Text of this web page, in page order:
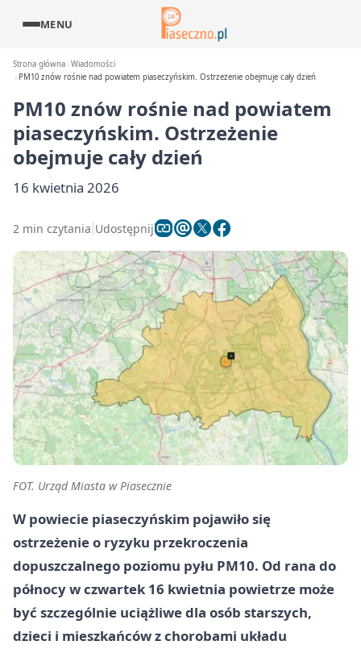
MENU
Strona główna Wiadomości
PM10 znów rośnie nad powiatem piaseczyńskim. Ostrzeżenie obejmuje cały dzień
PM10 znów rośnie nad powiatem
piaseczyńskim. Ostrzeżenie
obejmuje cały dzień
16 kwietnia 2026
2 min czytania Udostępnij
FOT. Urząd Miasta w Piasecznie
W powiecie piaseczyńskim pojawiło się
ostrzeżenie o ryzyku przekroczenia
dopuszczalnego poziomu pyłu PM10. Od rana do
północy w czwartek 16 kwietnia powietrze może
być szczególnie uciążliwe dla osób starszych,
dzieci i mieszkańców z chorobami układu